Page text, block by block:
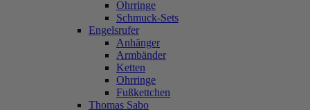
Ohrringe
Schmuck-Sets
Engelsrufer
Anhänger
Armbänder
Ketten
Ohrringe
Fußkettchen
Thomas Sabo